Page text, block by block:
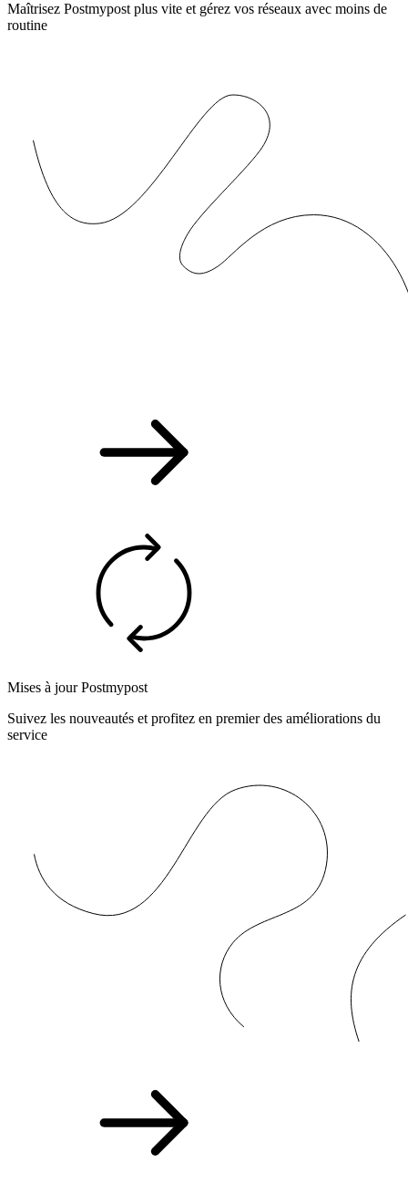
Maîtrisez Postmypost plus vite et gérez vos réseaux avec moins de
routine
Mises à jour Postmypost
Suivez les nouveautés et profitez en premier des améliorations du
service